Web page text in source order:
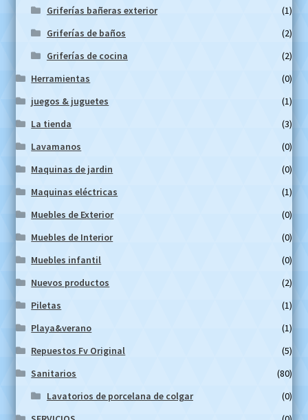
Griferías bañeras exterior
(1)
Griferías de baños
(2)
Griferías de cocina
(2)
Herramientas
(0)
juegos & juguetes
(1)
La tienda
(3)
Lavamanos
(0)
Maquinas de jardin
(0)
Maquinas eléctricas
(1)
Muebles de Exterior
(0)
Muebles de Interior
(0)
Muebles infantil
(0)
Nuevos productos
(2)
Piletas
(1)
Playa&verano
(1)
Repuestos Fv Original
(5)
Sanitarios
(80)
Lavatorios de porcelana de colgar
(0)